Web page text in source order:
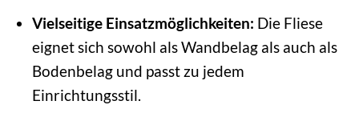
Vielseitige Einsatzmöglichkeiten: Die Fliese
eignet sich sowohl als Wandbelag als auch als
Bodenbelag und passt zu jedem
Einrichtungsstil.